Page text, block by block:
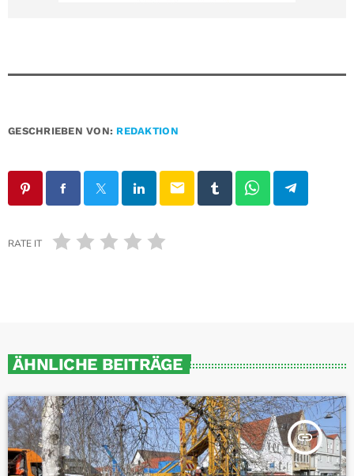
GESCHRIEBEN VON: REDAKTION
email
RATE IT
ÄHNLICHE BEITRÄGE
insert_link